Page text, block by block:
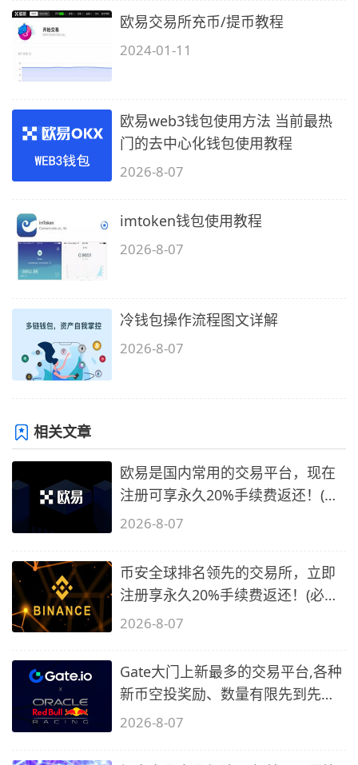
欧易交易所充币/提币教程
2024-01-11
欧易web3钱包使用方法 当前最热
门的去中心化钱包使用教程
2026-8-07
imtoken钱包使用教程
2026-8-07
冷钱包操作流程图文详解
2026-8-07
相关文章
欧易是国内常用的交易平台，现在
注册可享永久20%手续费返还！(必
备1)
2026-8-07
币安全球排名领先的交易所，立即
注册享永久20%手续费返还！(必备
2)
2026-8-07
Gate大门上新最多的交易平台,各种
新币空投奖励、数量有限先到先
得…
2026-8-07